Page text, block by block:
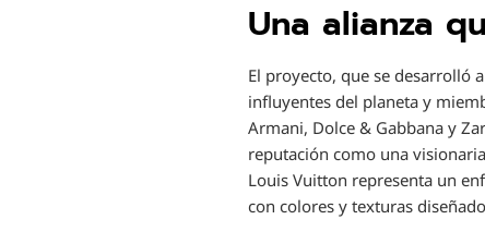
Una alianza
El proyecto, que se desarrolló
influyentes del planeta y
Armani, Dolce & Gabbana y
reputación como una
Louis Vuitton representa un
con colores y texturas